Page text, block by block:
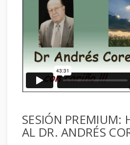
SESIÓN PREMIUM:
AL DR. ANDRÉS